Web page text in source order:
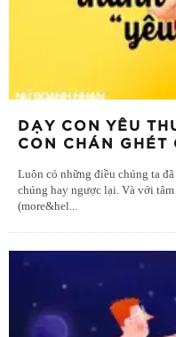
DẠY CON YÊU
CON CHÁN GHÉT
Luôn có những điều chúng ta
chúng hay ngược lại. Và với
(more&hel...